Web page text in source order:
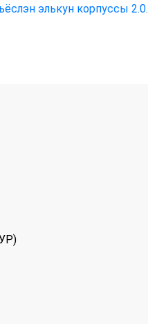
элькун корпуссы 2.0.